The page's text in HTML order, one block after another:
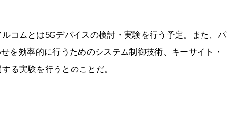
コムとは5Gデバイスの検討・実験を行う予定。また、パ
を効率的に行うためのシステム制御技術、キーサイト・
る実験を行うとのことだ。